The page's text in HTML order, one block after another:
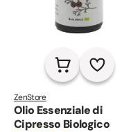
ZenStore
Olio Essenziale di
Cipresso Biologico